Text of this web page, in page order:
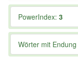
PowerIndex: 3
Wörter mit Endung